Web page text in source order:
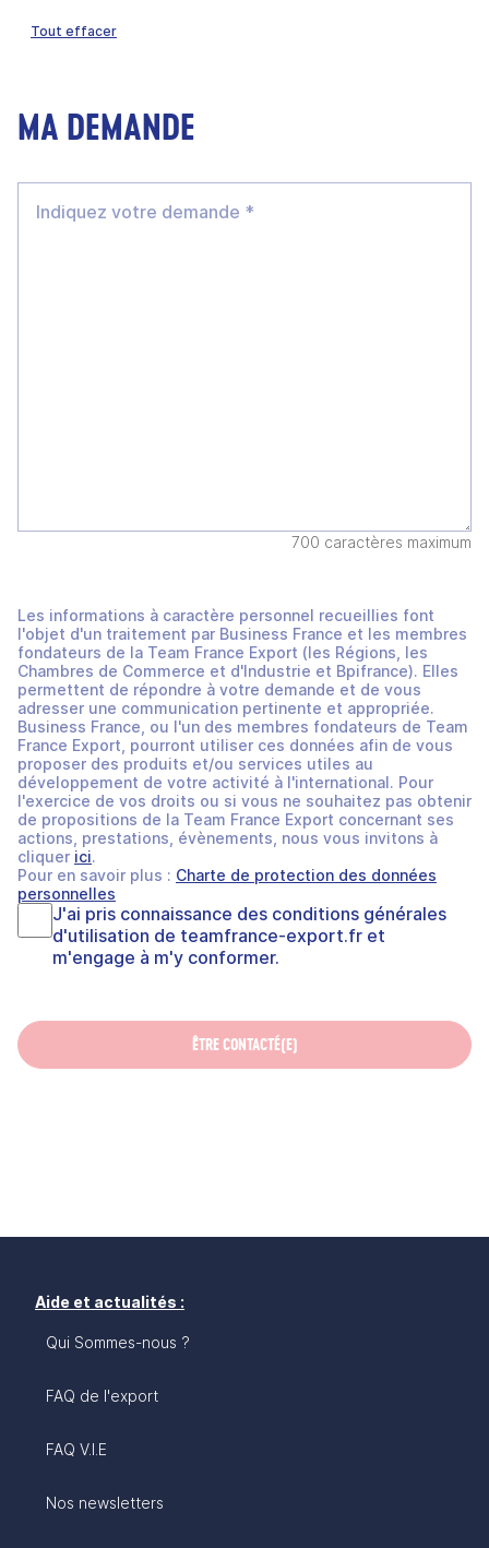
Tout effacer
MA DEMANDE
700 caractères maximum
Les informations à caractère personnel recueillies font
l'objet d'un traitement par Business France et les membres
fondateurs de la Team France Export (les Régions, les
Chambres de Commerce et d'Industrie et Bpifrance). Elles
permettent de répondre à votre demande et de vous
adresser une communication pertinente et appropriée.
Business France, ou l'un des membres fondateurs de Team
France Export, pourront utiliser ces données afin de vous
proposer des produits et/ou services utiles au
développement de votre activité à l'international. Pour
l'exercice de vos droits ou si vous ne souhaitez pas obtenir
de propositions de la Team France Export concernant ses
actions, prestations, évènements, nous vous invitons à
cliquer ici.
Pour en savoir plus : Charte de protection des données
personnelles
J'ai pris connaissance des conditions générales
d'utilisation de teamfrance-export.fr et
m'engage à m'y conformer.
ÊTRE CONTACTÉ(E)
Aide et actualités :
Qui Sommes-nous ?
FAQ de l'export
FAQ V.I.E
Nos newsletters